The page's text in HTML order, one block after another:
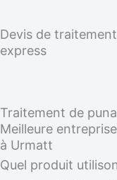
Devis de
express
Traitement de
Meilleure
à Urmatt
Quel produit